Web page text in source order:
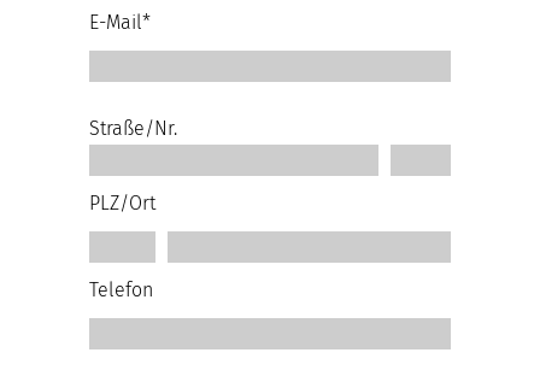
E-Mail*
Straße/Nr.
PLZ/Ort
Telefon